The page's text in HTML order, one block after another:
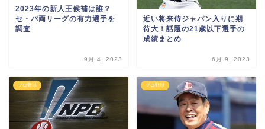
2023年の新人王候補は誰？
セ・パ両リーグの有力選手を
調査
9月 4, 2023
近い将来侍ジャパン入りに期
待大！話題の21歳以下選手の
成績まとめ
6月 9, 2023
プロ野球 プロ野球